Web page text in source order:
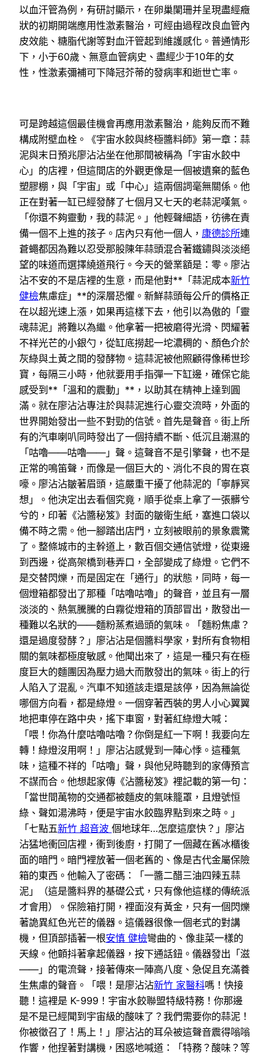
以血汗管為例，有研討顯示，在卵巢闌珊并呈現盡經癥
狀的初期開端應用性激素醫治，可經由過程改良血管內
皮效能、糖脂代謝等對血汗管起到維護感化。普通情形
下，小于60歲、無意血管病史、盡經少于10年的女
性，性激素彌補可下降冠芥蒂的發病率和逝世亡率。
可是跨越這個最佳機會再應用激素醫治，能夠反而不難
構成附壁血栓。《宇宙水餃與終極醬料師》第一章：蒜
泥與末日預兆廖沾沾坐在他那間被稱為「宇宙水餃中
心」的店裡，但這間店的外觀更像是一個被遺棄的藍色
塑膠棚，與「宇宙」或「中心」這兩個詞毫無關係。他
正在對著一缸已經發酵了七個月又七天的老蒜泥嘆氣。
「你還不夠靈動，我的蒜泥。」他輕聲細語，彷彿在責
備一個不上進的孩子。店內只有他一個人， 康德診所連
蒼蠅都因為難以忍受那股陳年蒜頭混合著鐵鏽與淡淡絕
望的味道而選擇繞道飛行。今天的營業額是：零。廖沾
沾不安的不是店裡的生意，而是他對**「蒜泥成本新竹
健檢焦慮症」**的深層恐懼。新鮮蒜頭每公斤的價格正
在以超光速上漲，如果再這樣下去，他引以為傲的「靈
魂蒜泥」將難以為繼。他拿著一把被磨得光滑、閃耀著
不祥光芒的小銀勺，從缸底撈起一坨濃稠的、顏色介於
灰綠與土黃之間的發酵物。這蒜泥被他照顧得像稀世珍
寶，每隔三小時，他就要用手指彈一下缸邊，確保它能
感受到**「溫和的震動」**，以助其在精神上達到圓
滿。就在廖沾沾專注於與蒜泥進行心靈交流時，外面的
世界開始發出一些不對勁的信號。首先是聲音。街上所
有的汽車喇叭同時發出了一個持續不斷、低沉且潮濕的
「咕嚕——咕嚕——」聲。這聲音不是引擎聲，也不是
正常的鳴笛聲，而像是一個巨大的、消化不良的胃在哀
嚎。廖沾沾皺著眉頭，這嚴重干擾了他蒜泥的「寧靜冥
想」。他決定出去看個究竟，順手從桌上拿了一張髒兮
兮的，印著《沾醬秘笈》封面的皺衛生紙，塞進口袋以
備不時之需。他一腳踏出店門，立刻被眼前的景象震驚
了。整條城市的主幹道上，數百個交通信號燈，從東邊
到西邊，從高架橋到巷弄口，全部變成了綠燈。它們不
是交替閃爍，而是固定在「通行」的狀態，同時，每一
個燈箱都發出了那種「咕嚕咕嚕」的聲音，並且有一層
淡淡的、熱氣騰騰的白霧從燈箱的頂部冒出，散發出一
種難以名狀的——麵粉蒸煮過頭的氣味。「麵粉焦慮？
還是過度發酵？」廖沾沾是個醬料學家，對所有食物相
關的氣味都極度敏感。他聞出來了，這是一種只有在極
度巨大的麵團因為壓力過大而散發出的氣味。街上的行
人陷入了混亂。汽車不知道該走還是該停，因為無論從
哪個方向看，都是綠燈。一個穿著西裝的男人小心翼翼
地把車停在路中央，搖下車窗，對著紅綠燈大喊：
「喂！你為什麼咕嚕咕嚕？你倒是紅一下啊！我要向左
轉！綠燈沒用啊！」廖沾沾感覺到一陣心悸。這種氣
味，這種不祥的「咕嚕」聲，與他兒時聽到的家傳預言
不謀而合。他想起家傳《沾醬秘笈》裡記載的第一句：
「當世間萬物的交通都被麵皮的氣味籠罩，且燈號恒
綠、聲如湯沸時，便是宇宙水餃臨界點到來之時。」
「七點五新竹 超音波 個地球年…怎麼這麼快？」廖沾
沾猛地衝回店裡，衝到後廚，打開了一個藏在舊冰櫃後
面的暗門。暗門裡放著一個老舊的、像是古代金屬保險
箱的東西。他輸入了密碼：「一醬二醋三油四辣五蒜
泥」（這是醬料界的基礎公式，只有像他這樣的傳統派
才會用）。保險箱打開，裡面沒有黃金，只有一個閃爍
著詭異紅色光芒的儀器。這儀器很像一個老式的對講
機，但頂部插著一根安慎 健檢彎曲的、像韭菜一樣的
天線。他顫抖著拿起儀器，按下通話鈕。儀器發出「滋
——」的電流聲，接著傳來一陣高八度、急促且充滿養
生焦慮的聲音。「喂！是廖沾沾新竹 家醫科嗎！快接
聽！這裡是 K-999！宇宙水餃聯盟特級特務！你那邊
是不是已經聞到宇宙級的酸味了？我們需要你的蒜泥！
你被徵召了！馬上！」廖沾沾的耳朵被這聲音震得嗡嗡
作響，他捏著對講機，困惑地喊道：「特務？酸味？等